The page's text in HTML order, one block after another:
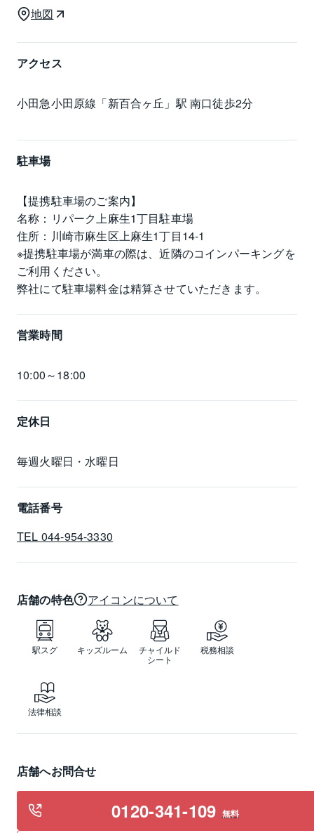
地図
アクセス
小田急小田原線「新百合ヶ丘」駅 南口徒歩2分
駐車場
【提携駐車場のご案内】
名称：リパーク上麻生1丁目駐車場
住所：川崎市麻生区上麻生1丁目14-1
※提携駐車場が満車の際は、近隣のコインパーキングを
ご利用ください。
弊社にて駐車場料金は精算させていただきます。
営業時間
10:00～18:00
定休日
毎週火曜日・水曜日
電話番号
TEL 044-954-3330
店舗の特色 アイコンについて
駅スグ キッズルーム
チャイルド
シート
税務相談
法律相談
店舗へお問合せ
0120-341-109 無料